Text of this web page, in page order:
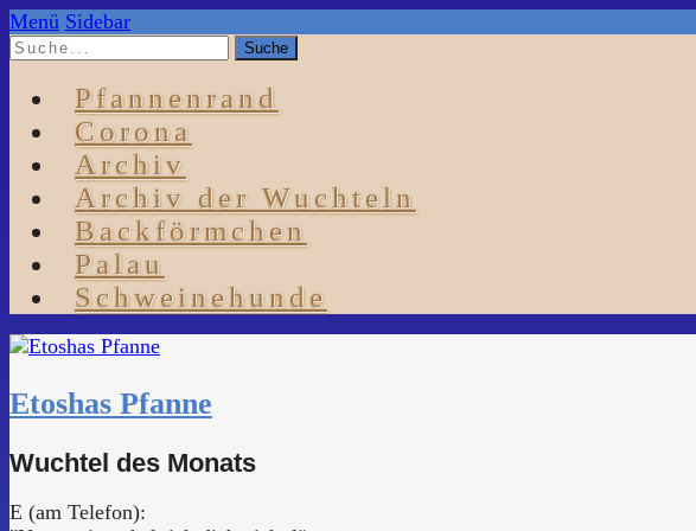
Menü Sidebar
Pfannenrand
Corona
Archiv
Archiv der Wuchteln
Backförmchen
Palau
Schweinehunde
Etoshas Pfanne
Wuchtel des Monats
E (am Telefon):